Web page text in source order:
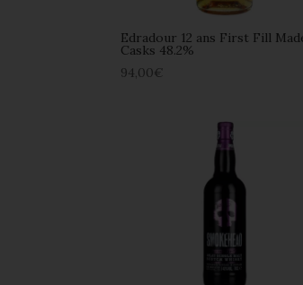
Edradour 12 ans First Fill
Casks 48.2%
94,00€